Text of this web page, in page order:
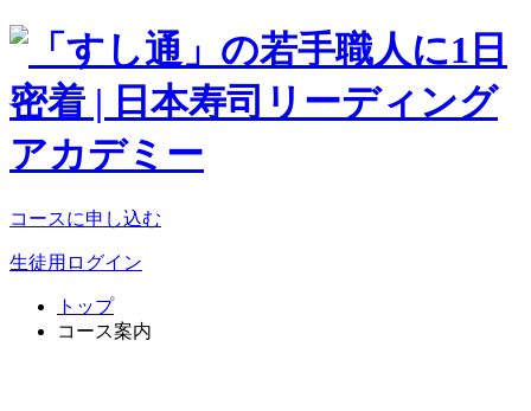
コースに申し込む
生徒用ログイン
トップ
コース案内